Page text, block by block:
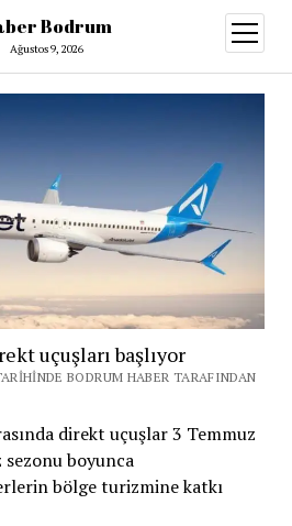
Bodrum
Ağustos 9, 2026
aç
uçuşları başlıyor
BODRUM HABER TARAFINDAN
direkt uçuşlar 3 Temmuz
sezonu boyunca
bölge turizmine katkı